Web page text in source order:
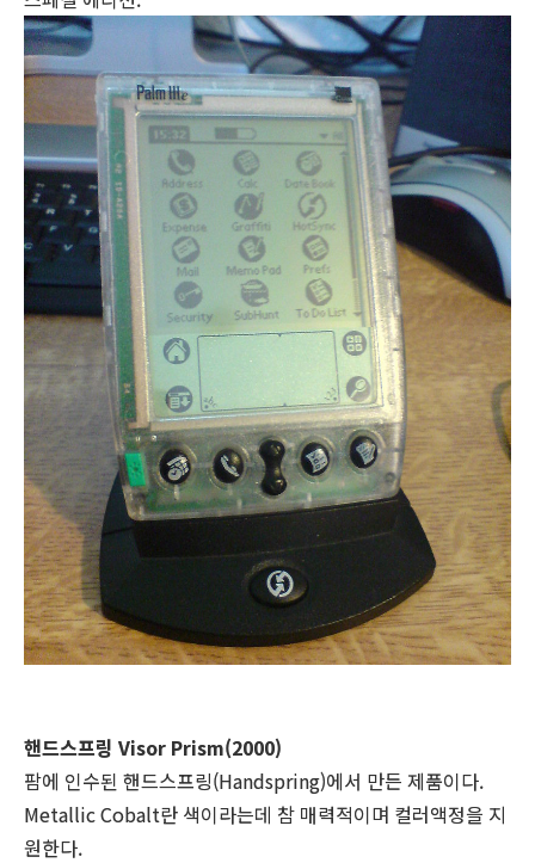
핸드스프링 Visor Prism(2000)
팜에 인수된 핸드스프링(Handspring)에서 만든 제품이다.
Metallic Cobalt란 색이라는데 참 매력적이며 컬러액정을 지
원한다.